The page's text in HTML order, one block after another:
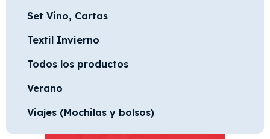
Set Vino, Cartas
Textil Invierno
Todos los productos
Verano
Viajes (Mochilas y bolsos)